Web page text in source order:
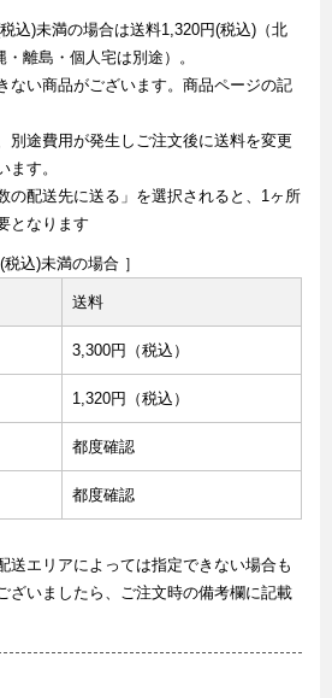
込)未満の場合は送料1,320円(税込)（北
離島・個人宅は別途）。
ない商品がございます。商品ページの記
別途費用が発生しご注文後に送料を変更
ます。
の配送先に送る」を選択されると、1ヶ所
となります
込)未満の場合 ］
送料
3,300円（税込）
1,320円（税込）
都度確認
都度確認
送エリアによっては指定できない場合も
ざいましたら、ご注文時の備考欄に記載